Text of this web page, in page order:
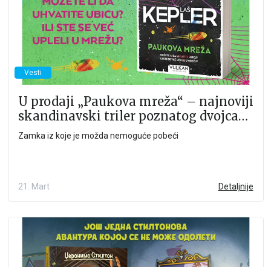
Vesti
U prodaji „Paukova mreža“ – najnoviji
skandinavski triler poznatog dvojca
Laš Kepler
Zamka iz koje je možda nemoguće pobeći
21. Mart Detaljnije